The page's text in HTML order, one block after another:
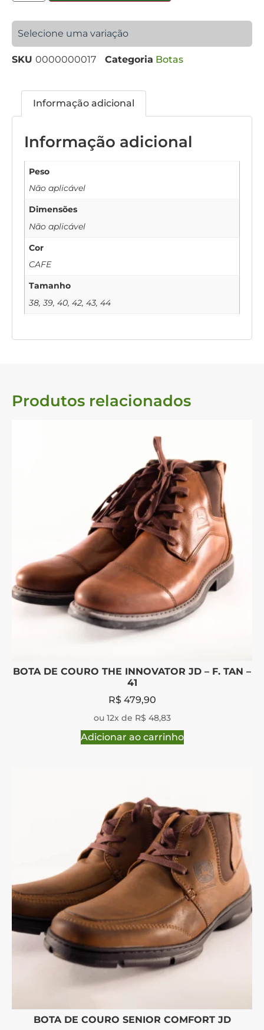
Selecione uma variação
SKU 0000000017 Categoria Botas
Informação adicional
Informação adicional
Peso
Não aplicável
Dimensões
Não aplicável
Cor
CAFE
Tamanho
38, 39, 40, 42, 43, 44
Produtos relacionados
BOTA DE COURO THE INNOVATOR JD – F. TAN –
41
R$479,90
ou 12x de R$ 48,83
Adicionar ao carrinho
BOTA DE COURO SENIOR COMFORT JD